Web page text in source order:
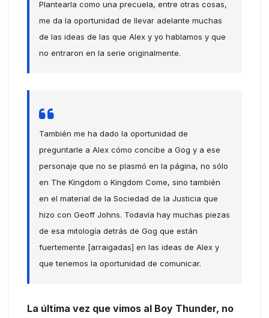
Plantearla como una precuela, entre otras cosas,
me da la oportunidad de llevar adelante muchas
de las ideas de las que Alex y yo hablamos y que
no entraron en la serie originalmente.
También me ha dado la oportunidad de
preguntarle a Alex cómo concibe a Gog y a ese
personaje que no se plasmó en la página, no sólo
en The Kingdom o Kingdom Come, sino también
en el material de la Sociedad de la Justicia que
hizo con Geoff Johns. Todavía hay muchas piezas
de esa mitología detrás de Gog que están
fuertemente [arraigadas] en las ideas de Alex y
que tenemos la oportunidad de comunicar.
La última vez que vimos al Boy Thunder, no